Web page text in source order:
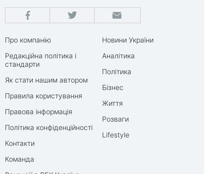
Про компанію
Редакційна політика і
стандарти
Як стати нашим автором
Правила користування
Правова інформація
Політика конфіденційності
Контакти
Команда
Новини України
Аналітика
Політика
Бізнес
Життя
Розваги
Lifestyle